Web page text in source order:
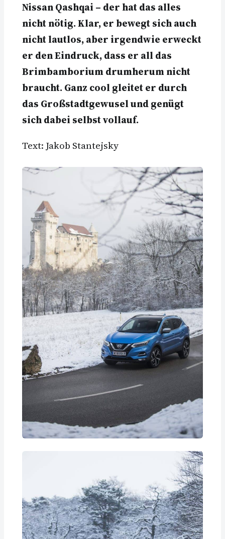
Nissan Qashqai – der hat das alles
nicht nötig. Klar, er bewegt sich auch
nicht lautlos, aber irgendwie erweckt
er den Eindruck, dass er all das
Brimbamborium drumherum nicht
braucht. Ganz cool gleitet er durch
das Großstadtgewusel und genügt
sich dabei selbst vollauf.
Text: Jakob Stantejsky